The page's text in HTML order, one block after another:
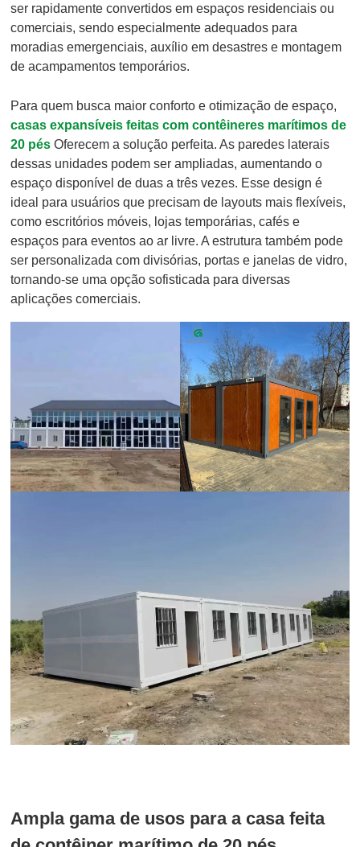
ser rapidamente convertidos em espaços residenciais ou
comerciais, sendo especialmente adequados para
moradias emergenciais, auxílio em desastres e montagem
de acampamentos temporários.
Para quem busca maior conforto e otimização de espaço,
casas expansíveis feitas com contêineres marítimos de
20 pés Oferecem a solução perfeita. As paredes laterais
dessas unidades podem ser ampliadas, aumentando o
espaço disponível de duas a três vezes. Esse design é
ideal para usuários que precisam de layouts mais flexíveis,
como escritórios móveis, lojas temporárias, cafés e
espaços para eventos ao ar livre. A estrutura também pode
ser personalizada com divisórias, portas e janelas de vidro,
tornando-se uma opção sofisticada para diversas
aplicações comerciais.
Ampla gama de usos para a casa feita